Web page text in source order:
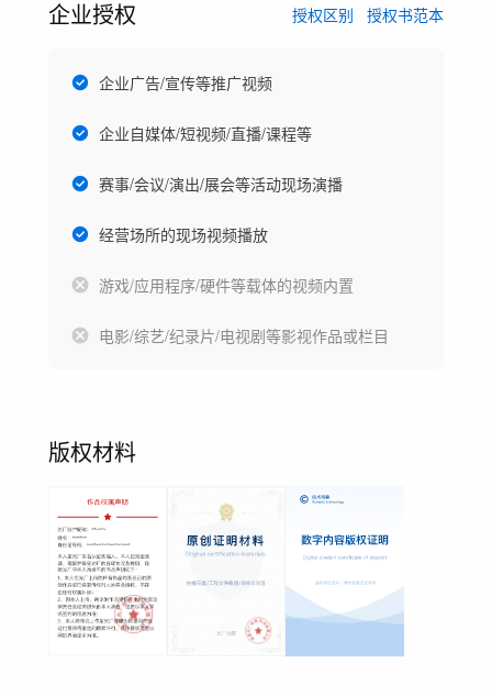
企业授权 授权区别 授权书范本
企业广告/宣传等推广视频
企业自媒体/短视频/直播/课程等
赛事/会议/演出/展会等活动现场演播
经营场所的现场视频播放
游戏/应用程序/硬件等载体的视频内置
电影/综艺/纪录片/电视剧等影视作品或栏目
版权材料